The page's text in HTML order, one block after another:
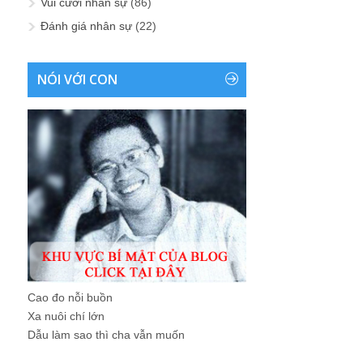
Vui cười nhân sự (86)
Đánh giá nhân sự (22)
NÓI VỚI CON
Cao đo nỗi buồn
Xa nuôi chí lớn
Dẫu làm sao thì cha vẫn muốn